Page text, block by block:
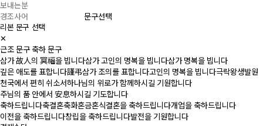
문구선택
리본 문구 선택
✕
근조 문구 축하 문구
삼가 故人의 冥福을 빕니다삼가 고인의 명복을 빕니다삼가 명복을 빕니다
깊은 애도를 표합니다謹弔삼가 조의를 표합니다고인의 명복을 빕니다극락왕생발원
천국에서 편히 쉬소서하나님의 위로가 함께하시길 기원합니다
주님의 품 안에서 安息하시길 기도합니다
축하드립니다축결혼축화혼금혼식결혼을 축하드립니다개업을 축하드립니다
이전을 축하드립니다창립을 축하드립니다발전을 기원합니다